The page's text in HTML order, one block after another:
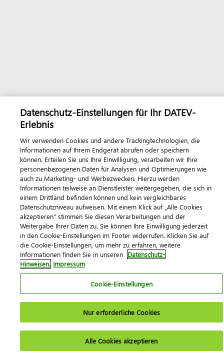
Datenschutz-Einstellungen für Ihr DATEV-
Erlebnis
Wir verwenden Cookies und andere Trackingtechnologien, die
Informationen auf Ihrem Endgerät abrufen oder speichern
können. Erteilen Sie uns Ihre Einwilligung, verarbeiten wir Ihre
personenbezogenen Daten für Analysen und Optimierungen wie
auch zu Marketing- und Werbezwecken. Hierzu werden
Informationen teilweise an Dienstleister weitergegeben, die sich in
einem Drittland befinden können und kein vergleichbares
Datenschutzniveau aufweisen. Mit einem Klick auf „Alle Cookies
akzeptieren" stimmen Sie diesen Verarbeitungen und der
Weitergabe Ihrer Daten zu. Sie können Ihre Einwilligung jederzeit
in den Cookie-Einstellungen im Footer widerrufen. Klicken Sie auf
die Cookie-Einstellungen, um mehr zu erfahren, weitere
Informationen finden Sie in unseren Datenschutz-
Hinweisen. Impressum
Cookie-Einstellungen
Nur erforderliche Cookies
Alle Cookies akzeptieren